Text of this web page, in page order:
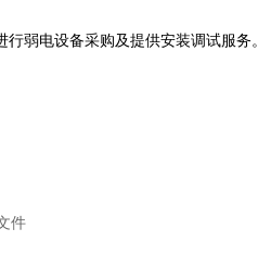
弱电设备采购及提供安装调试服务。
件